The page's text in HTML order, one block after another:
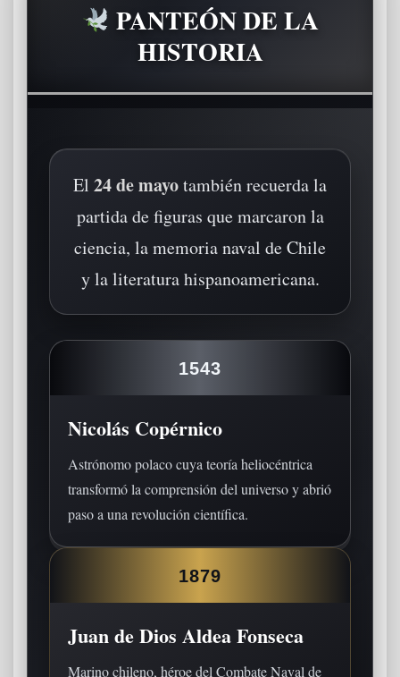
PANTEÓN DE LA
HISTORIA
El 24 de mayotambién recuerda la
partida de figuras que marcaron la
ciencia, la memoria naval de Chile
y la literatura hispanoamericana.
1543
Nicolás Copérnico
Astrónomo polaco cuya teoría heliocéntrica
transformó la comprensión del universo y abrió
paso a una revolución científica.
1879
Juan de Dios Aldea Fonseca
Marino chileno, héroe del Combate Naval de